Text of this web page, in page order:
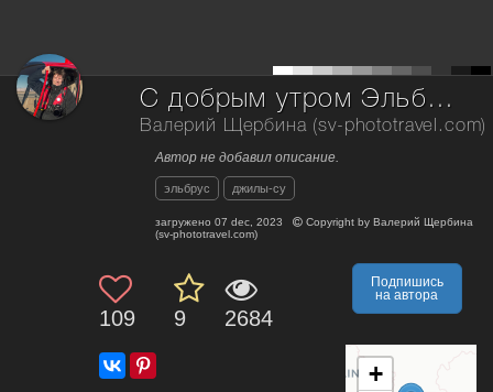
С добрым утром Эльбрус
Валерий Щербина (sv-phototravel.com)
Автор не добавил описание.
эльбрус джилы-су
загружено 07 dec, 2023 Copyright by Валерий Щербина
(sv-phototravel.com)
109 9 2684
Подпишись
на автора
+